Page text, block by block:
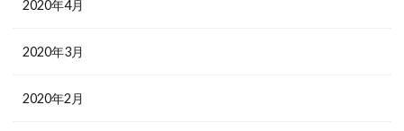
2020年4月
2020年3月
2020年2月